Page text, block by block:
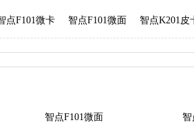
点F101微卡 智点F101微面 智点K201皮
智点F101微面 智